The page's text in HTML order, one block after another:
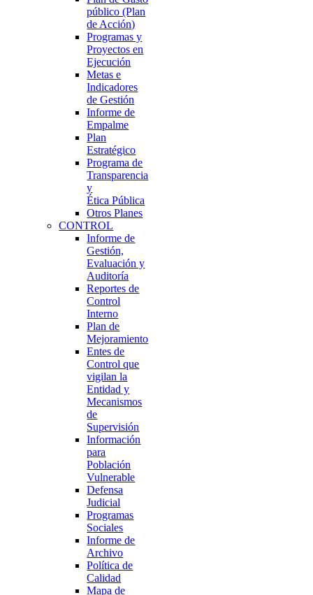
público (Plan
de Acción)
Programas y
Proyectos en
Ejecución
Metas e
Indicadores
de Gestión
Informe de
Empalme
Plan
Estratégico
Programa de
Transparencia
y
Ética Pública
Otros Planes
CONTROL
Informe de
Gestión,
Evaluación y
Auditoría
Reportes de
Control
Interno
Plan de
Mejoramiento
Entes de
Control que
vigilan la
Entidad y
Mecanismos
de
Supervisión
Información
para
Población
Vulnerable
Defensa
Judicial
Programas
Sociales
Informe de
Archivo
Política de
Calidad
Mapa de